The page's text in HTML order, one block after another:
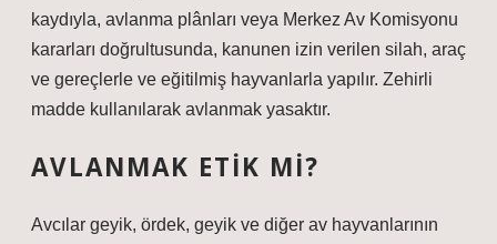
kaydıyla, avlanma plânları veya Merkez Av Komisyonu
kararları doğrultusunda, kanunen izin verilen silah, araç
ve gereçlerle ve eğitilmiş hayvanlarla yapılır. Zehirli
madde kullanılarak avlanmak yasaktır.
AVLANMAK ETIK MI?
Avcılar geyik, ördek, geyik ve diğer av hayvanlarının